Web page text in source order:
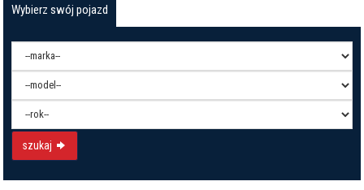
Wybierz swój pojazd
szukaj